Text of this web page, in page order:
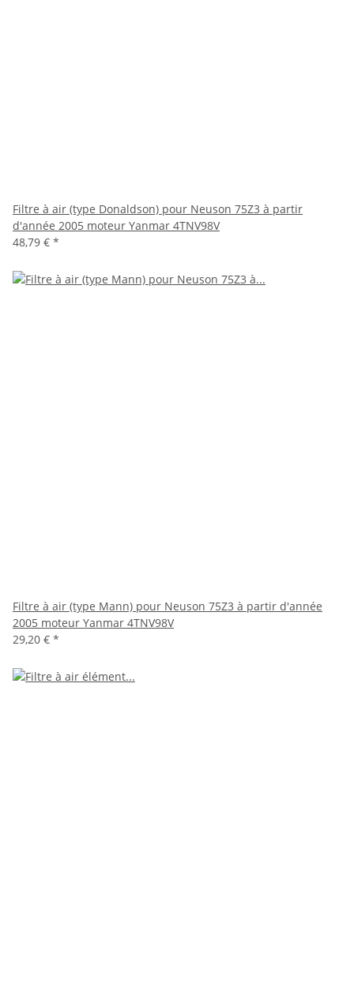
Filtre à air (type Donaldson) pour Neuson 75Z3 à partir
d'année 2005 moteur Yanmar 4TNV98V
48,79 € *
Filtre à air (type Mann) pour Neuson 75Z3 à partir d'année
2005 moteur Yanmar 4TNV98V
29,20 € *